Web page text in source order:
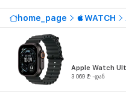
home_page WATCH
Apple Watch
3 069 ₾ -დან